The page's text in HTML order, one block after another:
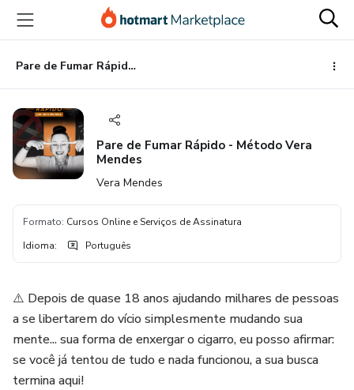
para
conteúdo
principal
para
pagamento
para
rodapé
Pare de Fumar Rápido - Método Vera Mendes
Pare de Fumar Rápido - Método Vera
Mendes
Vera Mendes
Formato: Cursos Online e Serviços de Assinatura
Idioma: Português
⚠️ Depois de quase 18 anos ajudando milhares de pessoas
a se libertarem do vício simplesmente mudando sua
mente... sua forma de enxergar o cigarro, eu posso afirmar:
se você já tentou de tudo e nada funcionou, a sua busca
termina aqui!